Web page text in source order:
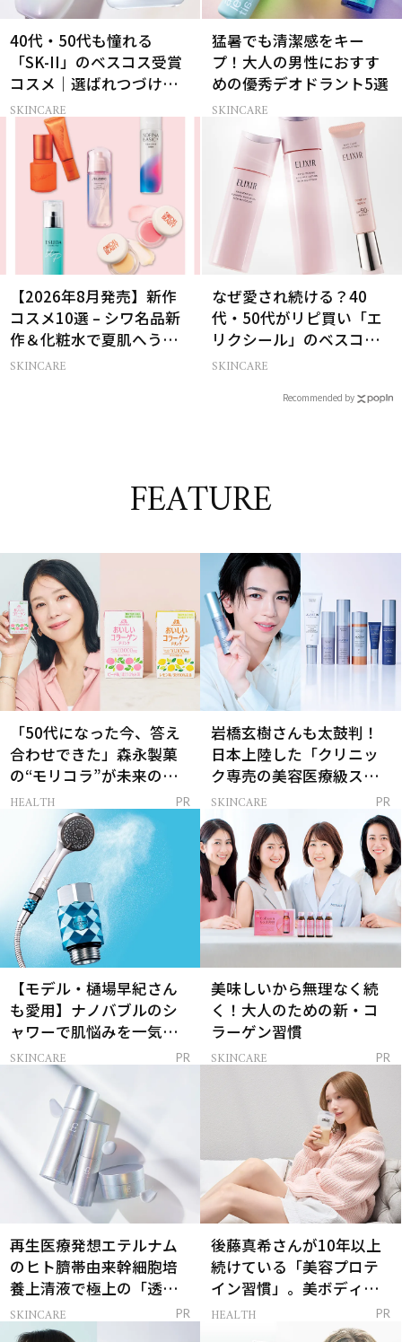
40代・50代も憧れる
「SK-II」のベスコス受賞
コスメ｜選ばれつづける
ワケは？
SKINCARE
猛暑でも清潔感をキー
プ！大人の男性におすす
めの優秀デオドラント5選
SKINCARE
【2026年8月発売】新作
コスメ10選 – シワ名品新
作＆化粧水で夏肌へうる
おいチャージ
SKINCARE
なぜ愛され続ける？40
代・50代がリピ買い「エ
リクシール」のベスコス
受賞名品3選
SKINCARE
Recommended by
FEATURE
「50代になった今、答え
合わせできた」森永製菓
の“モリコラ”が未来のキ
レイを連れてくる！
HEALTH PR
岩橋玄樹さんも太鼓判！
日本上陸した「クリニッ
ク専売の美容医療級スキ
ンケア」
SKINCARE PR
【モデル・樋場早紀さん
も愛用】ナノバブルのシ
ャワーで肌悩みを一気に
解決
SKINCARE PR
美味しいから無理なく続
く！大人のための新・コ
ラーゲン習慣
SKINCARE PR
再生医療発想エテルナム
のヒト臍帯由来幹細胞培
養上清液で極上の「透明
感ハリ肌」へ
SKINCARE PR
後藤真希さんが10年以上
続けている「美容プロテ
イン習慣」。美ボディを
支える朝ルーティンと
HEALTH PR